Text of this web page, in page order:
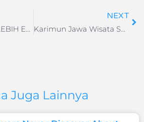
ADAKAH YANG LEBIH EKSOTIS DARI GUNUNG BROMO
NEXT
Karimun Jawa Wisata Surga Indonesia
Juga Lainnya